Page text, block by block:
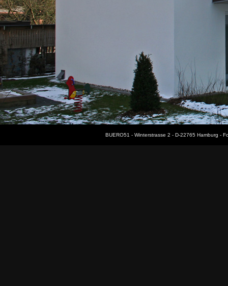
BUERO51 - Winterstrasse 2 - D-22765 Hamburg -